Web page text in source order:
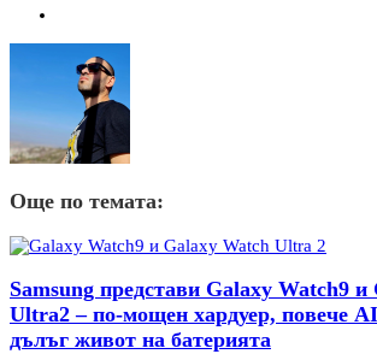
Още по темата:
Samsung представи Galaxy Watch9
Ultra2 – по-мощен хардуер, повече
дълъг живот на батерията